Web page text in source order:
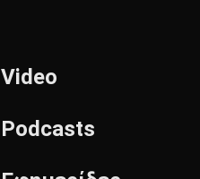
Video
Podcasts